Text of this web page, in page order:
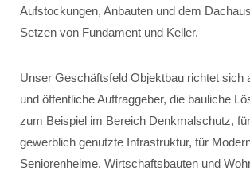
Aufstockungen, Anbauten und dem
Setzen von Fundament und Keller.
Unser Geschäftsfeld Objektbau richtet sich
und öffentliche Auftraggeber, die bauliche
zum Beispiel im Bereich Denkmalschutz,
gewerblich genutzte Infrastruktur, für
Seniorenheime, Wirtschaftsbauten und